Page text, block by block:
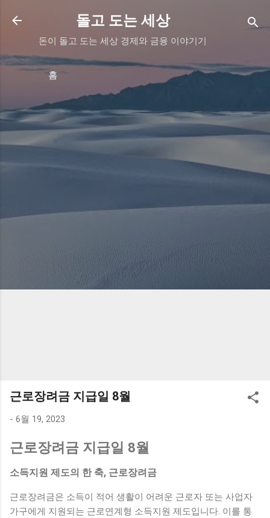
기본 콘텐츠로 건너뛰기
돌고 도는 세상
돈이 돌고 도는 세상 경제와 금융 이야기기
홈
근로장려금 지급일 8월
- 6월 19, 2023
근로장려금 지급일 8월
소득지원 제도의 한 축, 근로장려금
근로장려금은 소득이 적어 생활이 어려운 근로자 또는 사업자
가구에게 지원되는 근로연계형 소득지원 제도입니다. 이를 통